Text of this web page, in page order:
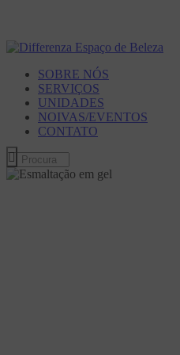
SOBRE NÓS
SERVIÇOS
UNIDADES
NOIVAS/EVENTOS
CONTATO